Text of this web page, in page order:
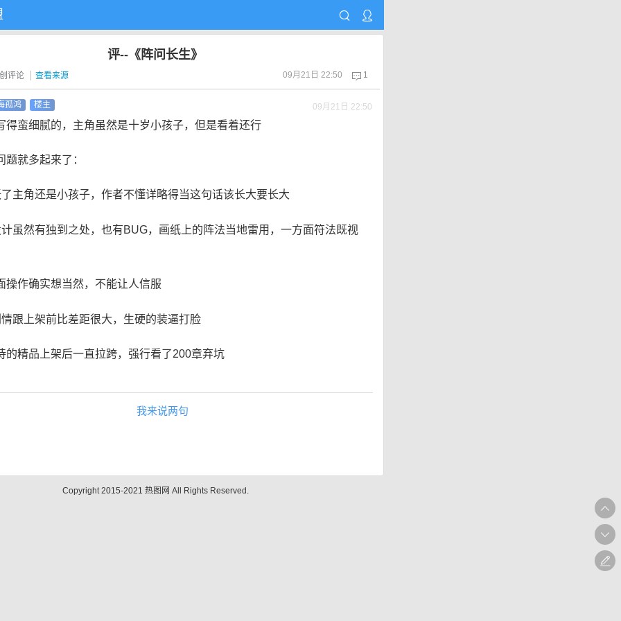
评--《阵问长生》
评论 查看来源 09月21日 22:50 1
孤鸿 楼主 09月21日 22:50
得蛮细腻的，主角虽然是十岁小孩子，但是看着还行
题就多起来了：
主角还是小孩子，作者不懂详略得当这句话该长大要长大
虽然有独到之处，也有BUG，画纸上的阵法当地雷用，一方面符法既视
操作确实想当然，不能让人信服
跟上架前比差距很大，生硬的装逼打脸
的精品上架后一直拉跨，强行看了200章弃坑
我来说两句
Copyright 2015-2021 热图网 All Rights Reserved.